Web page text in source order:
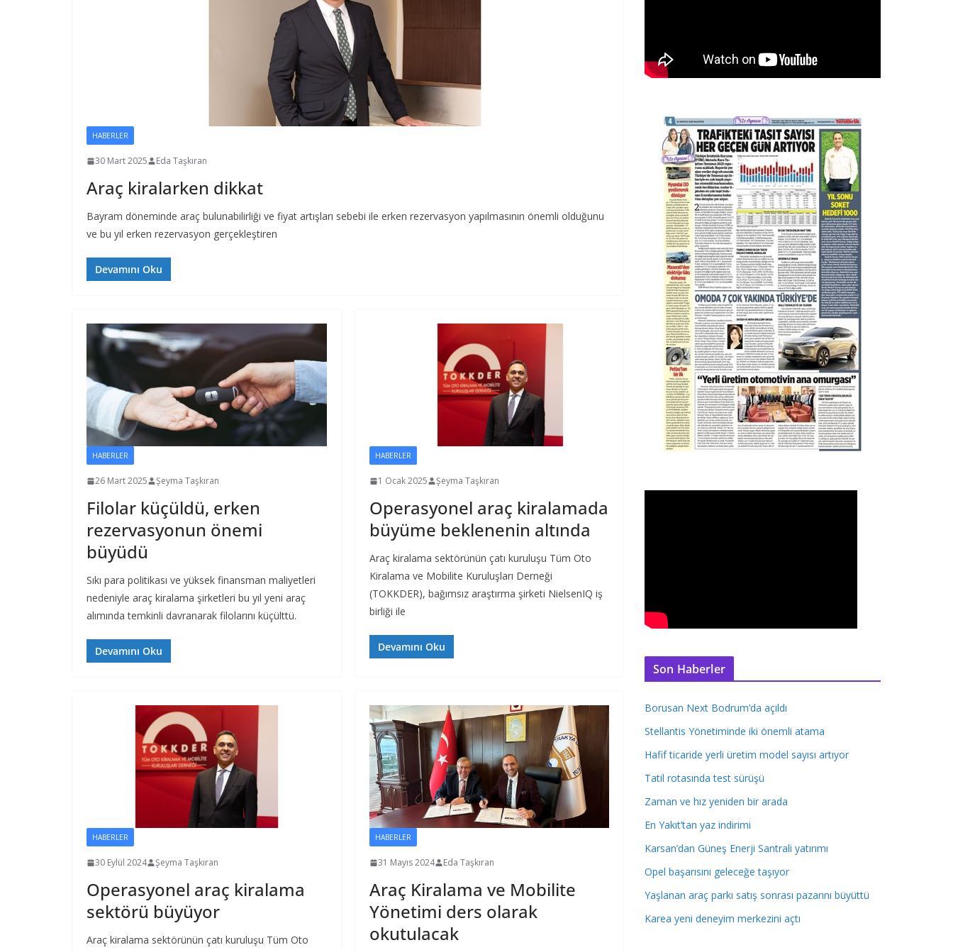
HABERLER
30 Mart 2025 Eda Taşkıran
Araç kiralarken dikkat
Bayram döneminde araç bulunabilirliği ve fiyat artışları sebebi ile erken rezervasyon yapılmasının önemli olduğunu
ve bu yıl erken rezervasyon gerçekleştiren
Devamını Oku
HABERLER
26 Mart 2025 Şeyma Taşkıran
Filolar küçüldü, erken
rezervasyonun önemi
büyüdü
Sıkı para politikası ve yüksek finansman maliyetleri
nedeniyle araç kiralama şirketleri bu yıl yeni araç
alımında temkinli davranarak filolarını küçülttü.
Devamını Oku
HABERLER
1 Ocak 2025 Şeyma Taşkıran
Operasyonel araç kiralamada
büyüme beklenenin altında
Araç kiralama sektörünün çatı kuruluşu Tüm Oto
Kiralama ve Mobilite Kuruluşları Derneği
(TOKKDER), bağımsız araştırma şirketi NielsenIQ iş
birliği ile
Devamını Oku
HABERLER
30 Eylül 2024 Şeyma Taşkıran
Operasyonel araç kiralama
sektörü büyüyor
Araç kiralama sektörünün çatı kuruluşu Tüm Oto
HABERLER
31 Mayıs 2024 Eda Taşkıran
Araç Kiralama ve Mobilite
Yönetimi ders olarak
okutulacak
Son Haberler
Borusan Next Bodrum’da açıldı
Stellantis Yönetiminde iki önemli atama
Hafif ticaride yerli üretim model sayısı artıyor
Tatil rotasında test sürüşü
Zaman ve hız yeniden bir arada
En Yakıt’tan yaz indirimi
Karsan’dan Güneş Enerji Santrali yatırımı
Opel başarısını geleceğe taşıyor
Yaşlanan araç parkı satış sonrası pazarını büyüttü
Karea yeni deneyim merkezini açtı